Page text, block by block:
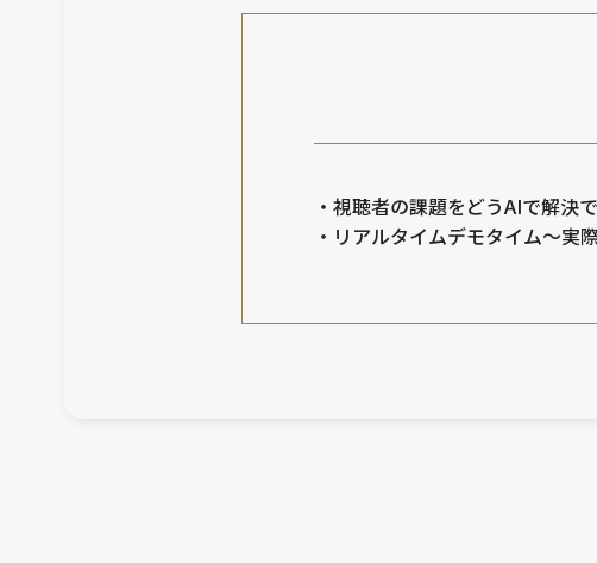
・視聴者の課題をどうAIで解決
・リアルタイムデモタイム～実